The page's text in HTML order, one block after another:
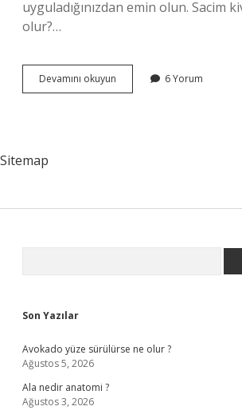
uyguladığınızdan emin olun. Sacim
olur?…
Devamını okuyun Düzleştirici
Olmadan
6 Yorum
Sitemap
Son Yazılar
Avokado yüze sürülürse ne olur ?
Ağustos 5, 2026
Ala nedir anatomi ?
Ağustos 3, 2026